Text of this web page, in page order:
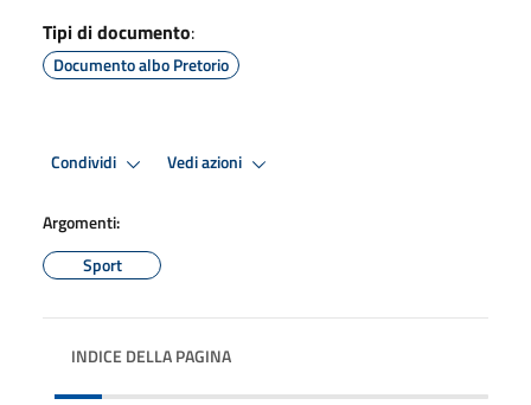
Tipi di documento:
Documento albo Pretorio
Condividi Vedi azioni
Argomenti:
Sport
INDICE DELLA PAGINA